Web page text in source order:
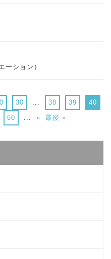
ーション）
30 ... 38 39
40
60 ... » 最後 »